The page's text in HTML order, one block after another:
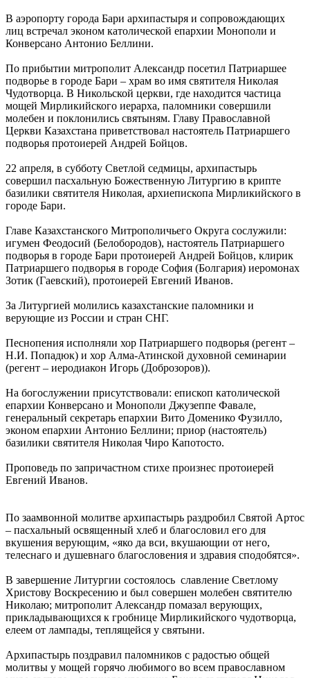
В аэропорту города Бари архипастыря и сопровождающих
лиц встречал эконом католической епархии Монополи и
Конверсано Антонио Беллини.
По прибытии митрополит Александр посетил Патриаршее
подворье в городе Бари – храм во имя святителя Николая
Чудотворца. В Никольской церкви, где находится частица
мощей Мирликийского иерарха, паломники совершили
молебен и поклонились святыням. Главу Православной
Церкви Казахстана приветствовал настоятель Патриаршего
подворья протоиерей Андрей Бойцов.
22 апреля, в субботу Светлой седмицы, архипастырь
совершил пасхальную Божественную Литургию в крипте
базилики святителя Николая, архиепископа Мирликийского в
городе Бари.
Главе Казахстанского Митрополичьего Округа сослужили:
игумен Феодосий (Белобородов), настоятель Патриаршего
подворья в городе Бари протоиерей Андрей Бойцов, клирик
Патриаршего подворья в городе София (Болгария) иеромонах
Зотик (Гаевский), протоиерей Евгений Иванов.
За Литургией молились казахстанские паломники и
верующие из России и стран СНГ.
Песнопения исполняли хор Патриаршего подворья (регент –
Н.И. Попадюк) и хор Алма-Атинской духовной семинарии
(регент – иеродиакон Игорь (Доброзоров)).
На богослужении присутствовали: епископ католической
епархии Конверсано и Монополи Джузеппе Фавале,
генеральный секретарь епархии Вито Доменико Фузилло,
эконом епархии Антонио Беллини; приор (настоятель)
базилики святителя Николая Чиро Капотосто.
Проповедь по запричастном стихе произнес протоиерей
Евгений Иванов.
По заамвонной молитве архипастырь раздробил Святой Артос
– пасхальный освященный хлеб и благословил его для
вкушения верующим, «яко да вси, вкушающии от него,
телеснаго и душевнаго благословения и здравия сподобятся».
В завершение Литургии состоялось славление Светлому
Христову Воскресению и был совершен молебен святителю
Николаю; митрополит Александр помазал верующих,
прикладывающихся к гробнице Мирликийского чудотворца,
елеем от лампады, теплящейся у святыни.
Архипастырь поздравил паломников с радостью общей
молитвы у мощей горячо любимого во всем православном